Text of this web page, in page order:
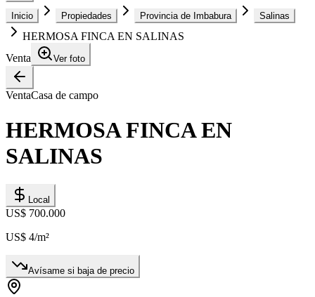
Inicio Propiedades Provincia de Imbabura Salinas
HERMOSA FINCA EN SALINAS
Venta
Ver foto
VentaCasa de campo
HERMOSA FINCA EN
SALINAS
Local
US$ 700.000
US$ 4/m²
Avísame si baja de precio